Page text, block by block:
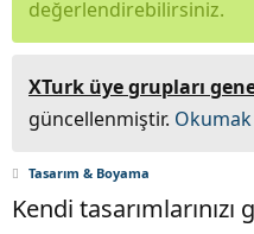
değerlendirebilirsiniz.
XTurk üye grupları
güncellenmiştir. Okumak
Tasarım & Boyama
Kendi